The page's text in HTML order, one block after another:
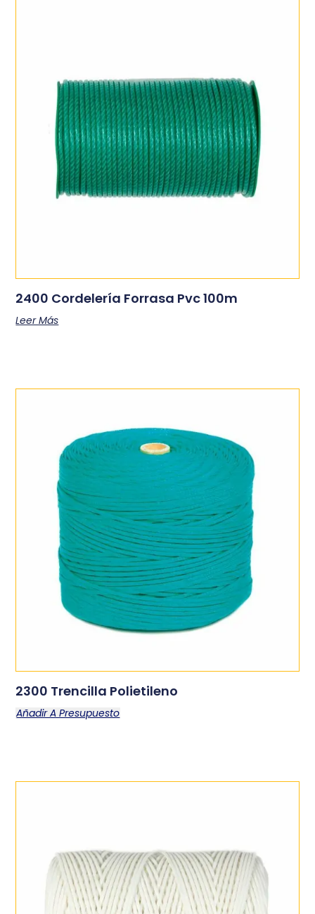
2400 Cordelería Forrasa Pvc 100m
Leer Más
2300 Trencilla Polietileno
Añadir A Presupuesto